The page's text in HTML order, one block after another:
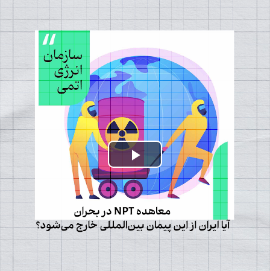
Play
Video